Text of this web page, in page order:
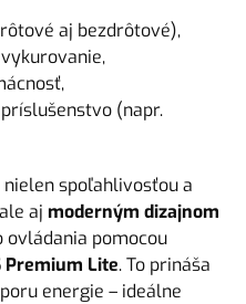
aj bezdrôtové),
(napr.
spoľahlivosťou a
aj moderným dizajnom
ovládania pomocou
Premium Lite. To prináša
energie – ideálne